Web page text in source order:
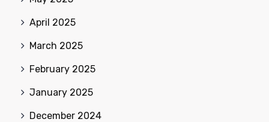
April 2025
March 2025
February 2025
January 2025
December 2024